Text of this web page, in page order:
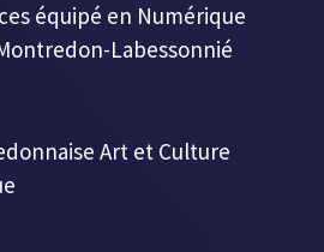
équipé en Numérique
Labessonnié
Art et Culture